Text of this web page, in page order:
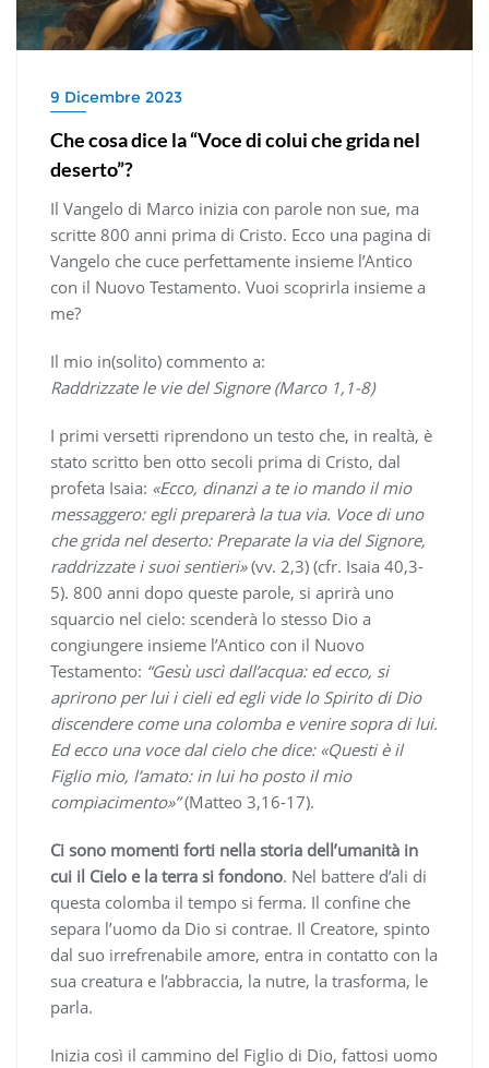
9 Dicembre 2023
Che cosa dice la “Voce di colui che grida nel
deserto”?
Il Vangelo di Marco inizia con parole non sue, ma
scritte 800 anni prima di Cristo. Ecco una pagina di
Vangelo che cuce perfettamente insieme l’Antico
con il Nuovo Testamento. Vuoi scoprirla insieme a
me?
Il mio in(solito) commento a:
Raddrizzate le vie del Signore (Marco 1,1-8)
I primi versetti riprendono un testo che, in realtà, è
stato scritto ben otto secoli prima di Cristo, dal
profeta Isaia: «Ecco, dinanzi a te io mando il mio
messaggero: egli preparerà la tua via. Voce di uno
che grida nel deserto: Preparate la via del Signore,
raddrizzate i suoi sentieri»(vv. 2,3) (cfr. Isaia 40,3-
5). 800 anni dopo queste parole, si aprirà uno
squarcio nel cielo: scenderà lo stesso Dio a
congiungere insieme l’Antico con il Nuovo
Testamento: “Gesù uscì dall’acqua: ed ecco, si
aprirono per lui i cieli ed egli vide lo Spirito di Dio
discendere come una colomba e venire sopra di lui.
Ed ecco una voce dal cielo che dice: «Questi è il
Figlio mio, l’amato: in lui ho posto il mio
compiacimento»”(Matteo 3,16-17).
Ci sono momenti forti nella storia dell’umanità in
cui il Cielo e la terra si fondono. Nel battere d’ali di
questa colomba il tempo si ferma. Il confine che
separa l’uomo da Dio si contrae. Il Creatore, spinto
dal suo irrefrenabile amore, entra in contatto con la
sua creatura e l’abbraccia, la nutre, la trasforma, le
parla.
Inizia così il cammino del Figlio di Dio, fattosi uomo